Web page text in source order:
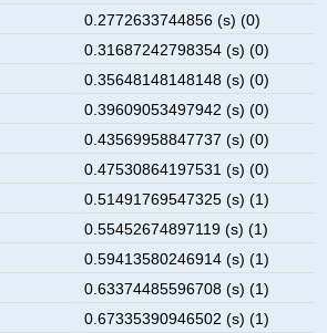
0.2772633744856 (s) (0)
0.31687242798354 (s) (0)
0.35648148148148 (s) (0)
0.39609053497942 (s) (0)
0.43569958847737 (s) (0)
0.47530864197531 (s) (0)
0.51491769547325 (s) (1)
0.55452674897119 (s) (1)
0.59413580246914 (s) (1)
0.63374485596708 (s) (1)
0.67335390946502 (s) (1)